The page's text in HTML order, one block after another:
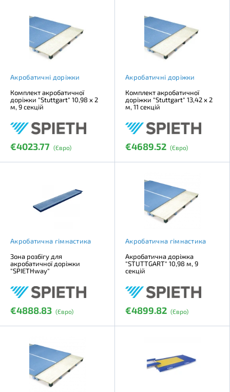
Акробатичні доріжки
Комплект акробатичної
доріжки "Stuttgart" 10,98 х 2
м, 9 секцій
€4023.77 (Євро)
Акробатичні доріжки
Комплект акробатичної
доріжки "Stuttgart" 13,42 х 2
м, 11 секцій
€4689.52 (Євро)
Акробатична гімнастика
Зона розбігу для
акробатичної доріжки
"SPIETHway"
€4888.83 (Євро)
Акробатична гімнастика
Акробатична доріжка
"SТUTTGART" 10,98 м, 9
секцій
€4899.82 (Євро)